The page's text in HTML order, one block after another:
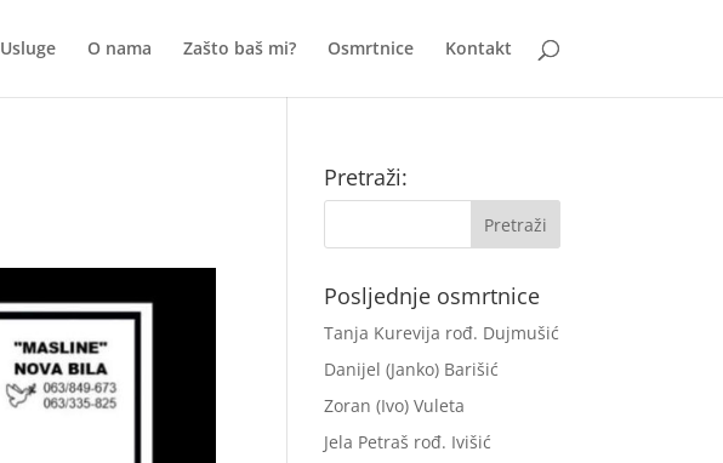
Usluge O nama Zašto baš mi? Osmrtnice Kontakt
Pretraži:
Posljednje osmrtnice
Tanja Kurevija rođ. Dujmušić
Danijel (Janko) Barišić
Zoran (Ivo) Vuleta
Jela Petraš rođ. Ivišić